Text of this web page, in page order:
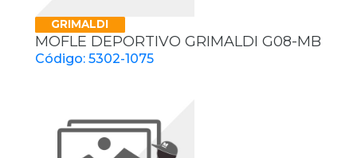
GRIMALDI
MOFLE DEPORTIVO GRIMALDI G08-MB
Código: 5302-1075